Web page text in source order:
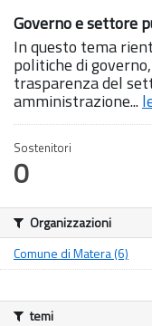
Governo e settore
In questo tema
politiche di
trasparenza del
amministrazione...
Sostenitori
0
Organizzazioni
Comune di Matera (6)
temi